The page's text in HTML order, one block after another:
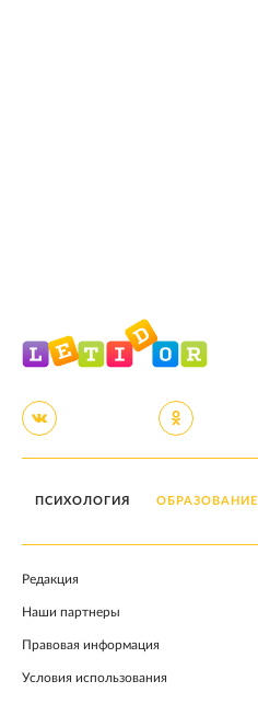
ПСИХОЛОГИЯ ОБРАЗОВАНИЕ
Редакция
Наши партнеры
Правовая информация
Условия использования